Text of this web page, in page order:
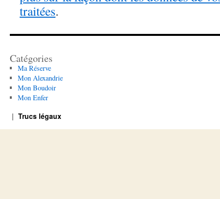
traitées.
Catégories
Ma Réserve
Mon Alexandrie
Mon Boudoir
Mon Enfer
Trucs légaux